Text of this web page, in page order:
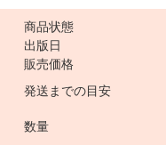
商品状態
出版日
販売価格
発送までの目安
数量